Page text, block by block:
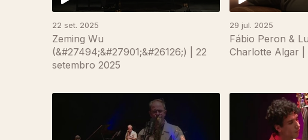
22 set. 2025
Zeming Wu
(&#27494;&#27901;&#26126;) | 22
setembro 2025
29 jul. 2025
Fábio Peron &
Charlotte Algar |